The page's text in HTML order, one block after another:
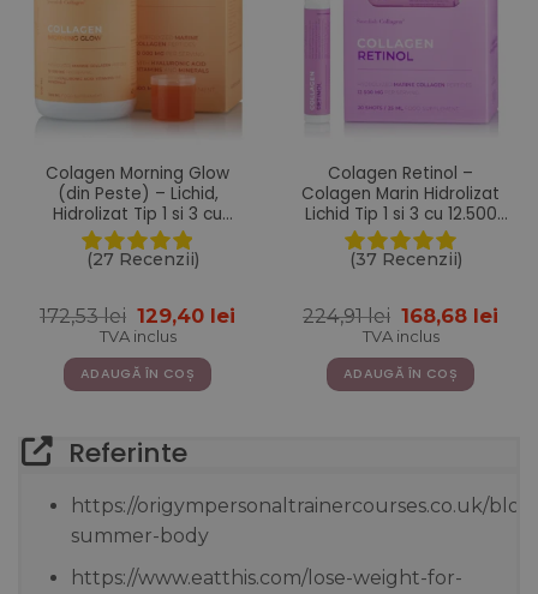
Colagen Morning Glow
(din Peste) – Lichid,
Hidrolizat Tip 1 si 3 cu
10.000 mg + Acid
Hialuronic 25 mg + Retinol
800 mcg + Biotina 5000
Siliciu + Vitamine – 500 ml
(27 Recenzii)
172,53lei Prețul
inițial
a
fost:
172,53 lei.
129,40 leiPrețul
TVA inclus
ADAUGĂ ÎN COȘ
Colagen Retinol –
Colagen Marin Hidrolizat
Lichid Tip 1 si 3 cu 12.500
mg + Retinol 800 mcg +
Acid Hialuronic 75 mg +
Biotina 5000 mcg + MSM
Siliciu 25 mg + Vitaminele
C, B5, B6, B12 si D3 – 20
Fiole
(37 Recenzii)
224,91lei Prețul
inițial
a
fost:
224,91 lei.
168,68 lei
TVA inclus
ADAUGĂ ÎN COȘ
Referinte
https://origympersonaltrainercourses.co.uk/
summer-body
https://www.eatthis.com/lose-weight-for-